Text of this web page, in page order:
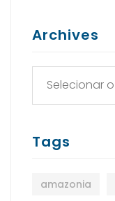
Archives
Tags
amazonia